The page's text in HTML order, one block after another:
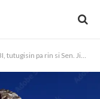
pa rin si Sen. Jinggoy maging sa loob ng Senado!